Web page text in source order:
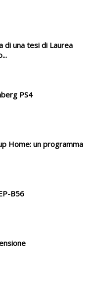
di una tesi di Laurea
PS4
Home: un programma
B56